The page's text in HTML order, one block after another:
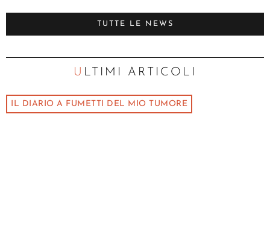
TUTTE LE NEWS
ULTIMI ARTICOLI
IL DIARIO A FUMETTI DEL MIO TUMORE